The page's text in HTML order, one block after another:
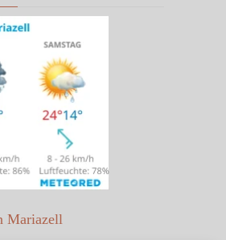
Mariazell